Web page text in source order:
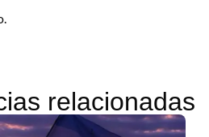
relacionadas